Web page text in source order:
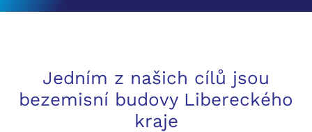
Jedním z našich cílů jsou
bezemisní budovy Libereckého
kraje